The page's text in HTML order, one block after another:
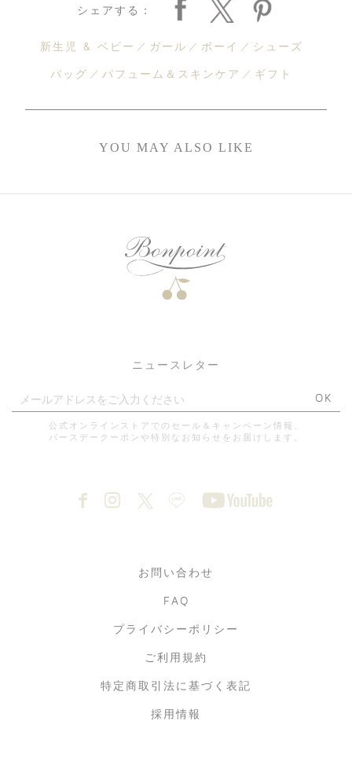
シェアする：
新生児 & ベビー ガール ボーイ シューズ
バッグ パフューム＆スキンケア ギフト
YOU MAY ALSO LIKE
お問い合わせ
FAQ
プライバシーポリシー
ご利用規約
特定商取引法に基づく表記
採用情報
ニュースレター
OK
公式オンラインストアでのセール＆キャンペーン情報、
バースデークーポンや特別なお知らせをお届けします。